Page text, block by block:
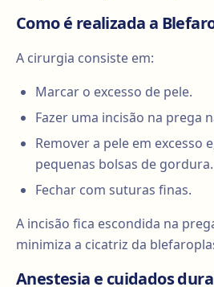
Como é realizada a
A cirurgia consiste em:
Marcar o excesso de pele.
Fazer uma incisão na prega
Remover a pele em excesso
pequenas bolsas de gordura.
Fechar com suturas finas.
A incisão fica escondida na
minimiza a cicatriz da
Anestesia e cuidados